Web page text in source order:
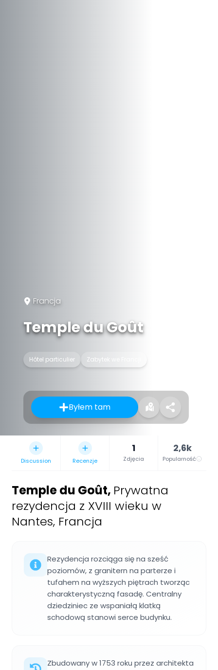
Francja
Temple du Goût
Hôtel particulier Zabytek we Francji
Byłem tam
Discussion Recenzje
1
Zdjęcia
2,6k
Popularność
Temple du Goût, Prywatna
rezydencja z XVIII wieku w
Nantes, Francja
Rezydencja rozciąga się na sześć
poziomów, z granitern na parterze i
tufahem na wyższych piętrach tworząc
charakterystyczną fasadę. Centralny
dziedziniec ze wspaniałą klatką
schodową stanowi serce budynku.
Zbudowany w 1753 roku przez architekta